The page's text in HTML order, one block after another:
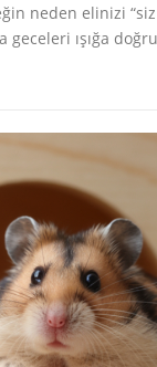
neden elinizi
geceleri ışığa